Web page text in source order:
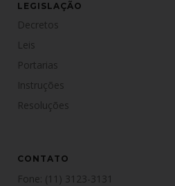
LEGISLAÇÃO
Decretos
Leis
Portarias
Instruções
Resoluções
CONTATO
Fone: (11) 3123-3131